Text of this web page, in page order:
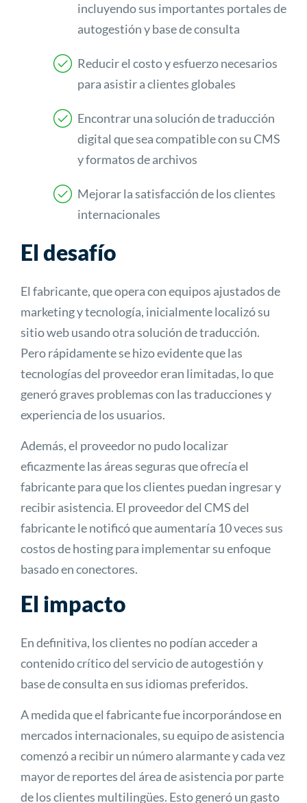
incluyendo sus importantes portales de
autogestión y base de consulta
Reducir el costo y esfuerzo necesarios
para asistir a clientes globales
Encontrar una solución de traducción
digital que sea compatible con su CMS
y formatos de archivos
Mejorar la satisfacción de los clientes
internacionales
El desafío
El fabricante, que opera con equipos ajustados de
marketing y tecnología, inicialmente localizó su
sitio web usando otra solución de traducción.
Pero rápidamente se hizo evidente que las
tecnologías del proveedor eran limitadas, lo que
generó graves problemas con las traducciones y
experiencia de los usuarios.
Además, el proveedor no pudo localizar
eficazmente las áreas seguras que ofrecía el
fabricante para que los clientes puedan ingresar y
recibir asistencia. El proveedor del CMS del
fabricante le notificó que aumentaría 10 veces sus
costos de hosting para implementar su enfoque
basado en conectores.
El impacto
En definitiva, los clientes no podían acceder a
contenido crítico del servicio de autogestión y
base de consulta en sus idiomas preferidos.
A medida que el fabricante fue incorporándose en
mercados internacionales, su equipo de asistencia
comenzó a recibir un número alarmante y cada vez
mayor de reportes del área de asistencia por parte
de los clientes multilingües. Esto generó un gasto